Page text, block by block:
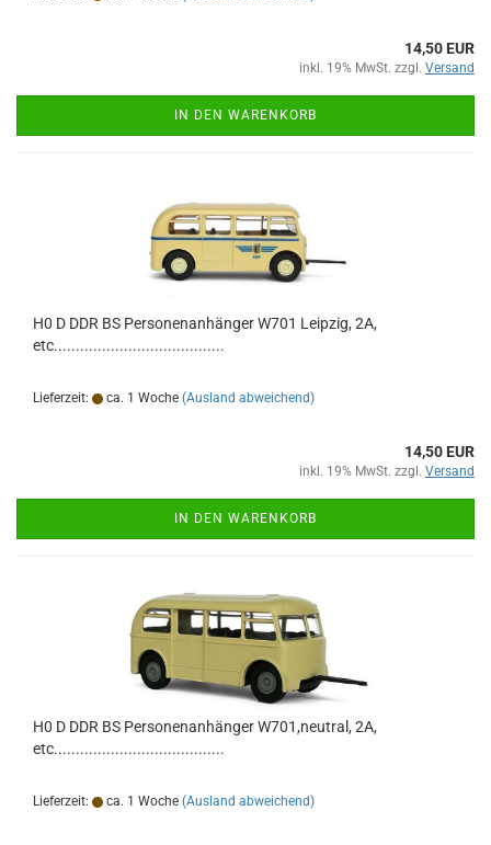
14,50 EUR
inkl. 19% MwSt. zzgl. Versand
IN DEN WARENKORB
H0 D DDR BS Personenanhänger W701 Leipzig, 2A,
etc.......................................
Lieferzeit: ca. 1 Woche (Ausland abweichend)
14,50 EUR
inkl. 19% MwSt. zzgl. Versand
IN DEN WARENKORB
H0 D DDR BS Personenanhänger W701,neutral, 2A,
etc.......................................
Lieferzeit: ca. 1 Woche (Ausland abweichend)